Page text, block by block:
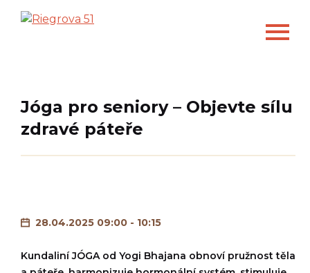
Jóga pro seniory – Objevte sílu
zdravé páteře
28.04.2025 09:00 - 10:15
Kundaliní JÓGA od Yogi Bhajana obnoví pružnost těla